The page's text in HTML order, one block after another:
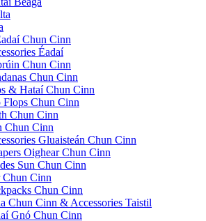
Chun Cinn
Éadaí
Chun Cinn
Chun Cinn
& Hataí Chun Cinn
Flops Chun Cinn
Chun Cinn
Chun Cinn
Gluaisteán Chun Cinn
Oighear Chun Cinn
Sun Chun Cinn
Cinn
Chun Cinn
Chun Cinn & Accessories Taistil
Gnó Chun Cinn